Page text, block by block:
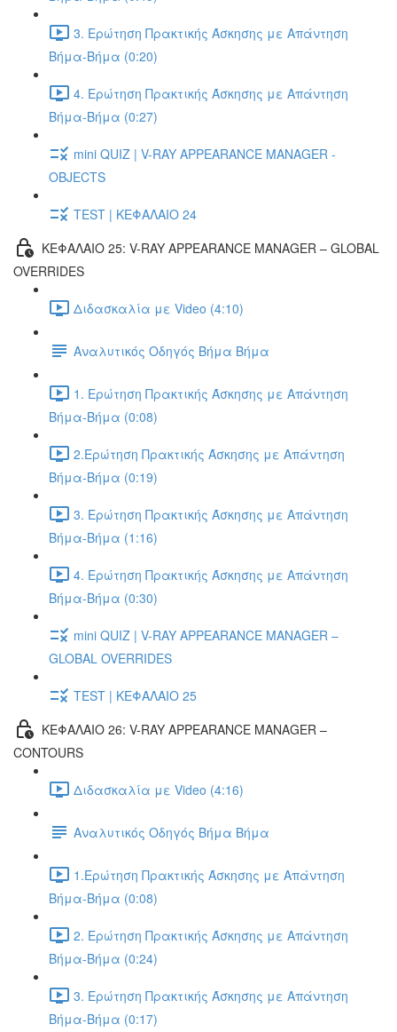
3. Ερώτηση Πρακτικής Άσκησης με Απάντηση
Βήμα-Βήμα (0:20)
4. Ερώτηση Πρακτικής Άσκησης με Απάντηση
Βήμα-Βήμα (0:27)
mini QUIZ | V-RAY APPEARANCE MANAGER -
OBJECTS
TEST | ΚΕΦΑΛΑΙΟ 24
ΚΕΦΑΛΑΙΟ 25: V-RAY APPEARANCE MANAGER – GLOBAL
OVERRIDES
Διδασκαλία με Video (4:10)
Αναλυτικός Οδηγός Βήμα Βήμα
1. Ερώτηση Πρακτικής Άσκησης με Απάντηση
Βήμα-Βήμα (0:08)
2.Ερώτηση Πρακτικής Άσκησης με Απάντηση
Βήμα-Βήμα (0:19)
3. Ερώτηση Πρακτικής Άσκησης με Απάντηση
Βήμα-Βήμα (1:16)
4. Ερώτηση Πρακτικής Άσκησης με Απάντηση
Βήμα-Βήμα (0:30)
mini QUIZ | V-RAY APPEARANCE MANAGER –
GLOBAL OVERRIDES
TEST | ΚΕΦΑΛΑΙΟ 25
ΚΕΦΑΛΑΙΟ 26: V-RAY APPEARANCE MANAGER –
CONTOURS
Διδασκαλία με Video (4:16)
Αναλυτικός Οδηγός Βήμα Βήμα
1.Ερώτηση Πρακτικής Άσκησης με Απάντηση
Βήμα-Βήμα (0:08)
2. Ερώτηση Πρακτικής Άσκησης με Απάντηση
Βήμα-Βήμα (0:24)
3. Ερώτηση Πρακτικής Άσκησης με Απάντηση
Βήμα-Βήμα (0:17)